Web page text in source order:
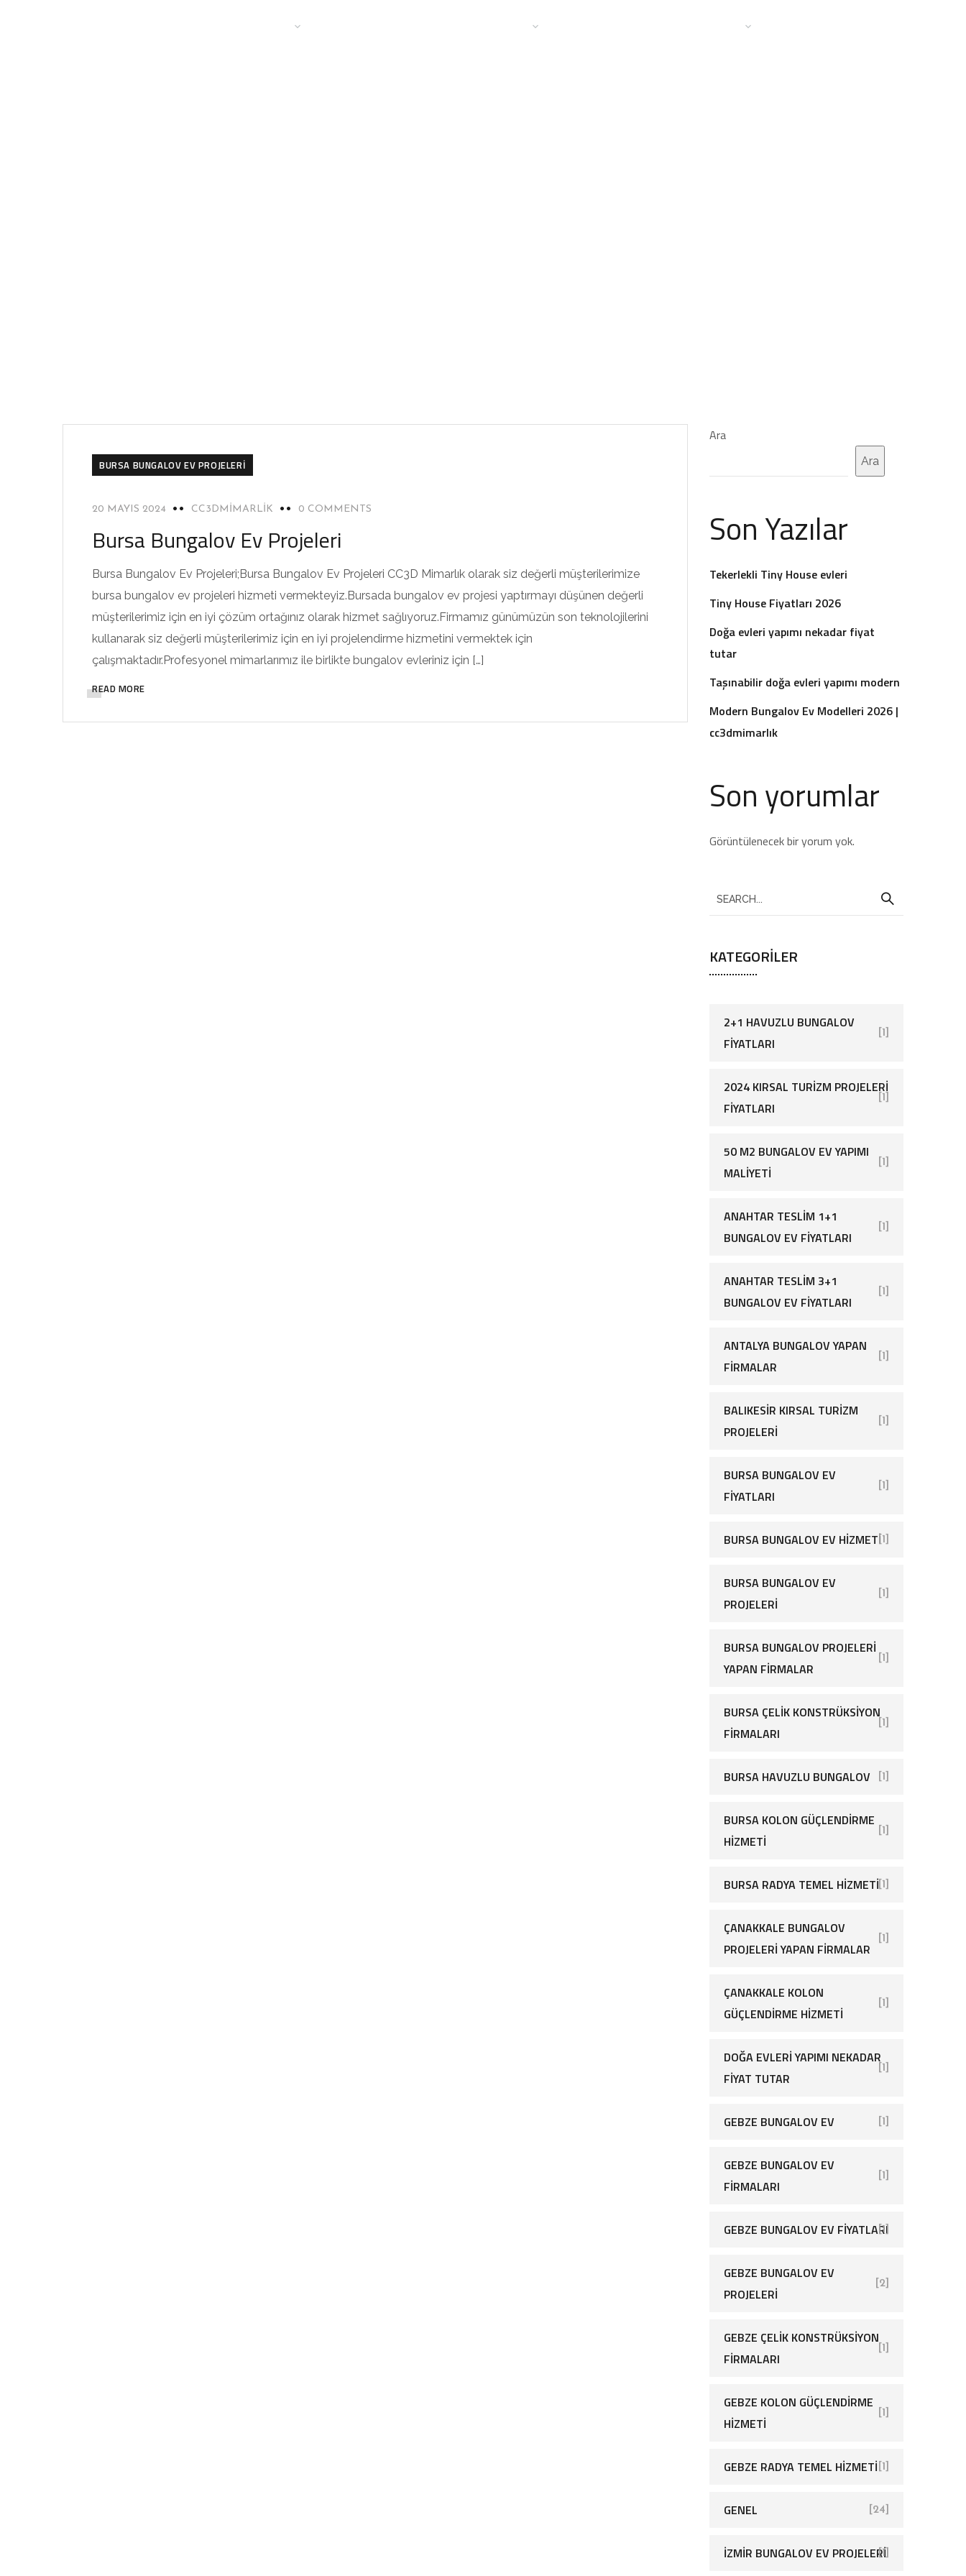
BURSA BUNGALOV EV PROJELERI
20 MAYIS 2024 CC3DMIMARLIK 0 COMMENTS
Bursa Bungalov Ev Projeleri
Bursa Bungalov Ev Projeleri;Bursa Bungalov Ev Projeleri CC3D Mimarlık olarak siz değerli müşterilerimize
bursa bungalov ev projeleri hizmeti vermekteyiz.Bursada bungalov ev projesi yaptırmayı düşünen değerli
müşterilerimiz için en iyi çözüm ortağınız olarak hizmet sağlıyoruz.Firmamız günümüzün son teknolojilerini
kullanarak siz değerli müşterilerimiz için en iyi projelendirme hizmetini vermektek için
çalışmaktadır.Profesyonel mimarlarımız ile birlikte bungalov evleriniz için […]
READ MORE
Ara
Ara
Son Yazılar
Tekerlekli Tiny House evleri
Tiny House Fiyatları 2026
Doğa evleri yapımı nekadar fiyat
tutar
Taşınabilir doğa evleri yapımı modern
Modern Bungalov Ev Modelleri 2026 |
cc3dmimarlık
Son yorumlar
Görüntülenecek bir yorum yok.
KATEGORILER
2+1 HAVUZLU BUNGALOV
FIYATLARI
[1]
2024 KIRSAL TURIZM PROJELERI
FIYATLARI
[1]
50 M2 BUNGALOV EV YAPIMI
MALIYETI
[1]
ANAHTAR TESLIM 1+1
BUNGALOV EV FIYATLARI
[1]
ANAHTAR TESLIM 3+1
BUNGALOV EV FIYATLARI
[1]
ANTALYA BUNGALOV YAPAN
FIRMALAR
[1]
BALIKESIR KIRSAL TURIZM
PROJELERI
[1]
BURSA BUNGALOV EV
FIYATLARI
[1]
BURSA BUNGALOV EV HIZMETI[1]
BURSA BUNGALOV EV
PROJELERI
[1]
BURSA BUNGALOV PROJELERI
YAPAN FIRMALAR
[1]
BURSA ÇELIK KONSTRÜKSIYON
FIRMALARI
[1]
BURSA HAVUZLU BUNGALOV [1]
BURSA KOLON GÜÇLENDIRME
HIZMETI
[1]
BURSA RADYA TEMEL HIZMETI[1]
ÇANAKKALE BUNGALOV
PROJELERI YAPAN FIRMALAR
[1]
ÇANAKKALE KOLON
GÜÇLENDIRME HIZMETI
[1]
DOĞA EVLERI YAPIMI NEKADAR
FIYAT TUTAR
[1]
GEBZE BUNGALOV EV [1]
GEBZE BUNGALOV EV
FIRMALARI
[1]
GEBZE BUNGALOV EV FIYATLARI
[1]
GEBZE BUNGALOV EV
PROJELERI
[2]
GEBZE ÇELIK KONSTRÜKSIYON
FIRMALARI
[1]
GEBZE KOLON GÜÇLENDIRME
HIZMETI
[1]
GEBZE RADYA TEMEL HIZMETI [1]
GENEL [24]
İZMIR BUNGALOV EV PROJELERI
[1]